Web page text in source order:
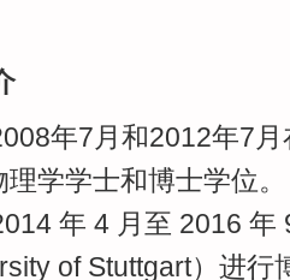
年7月和2012年7
学学士和博士学位
年 4 月至 2016 年
of Stuttgart）进行